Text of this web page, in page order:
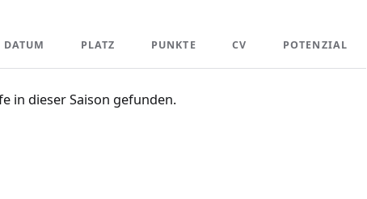
DATUM PLATZ PUNKTE CV POTENZIAL
in dieser Saison gefunden.